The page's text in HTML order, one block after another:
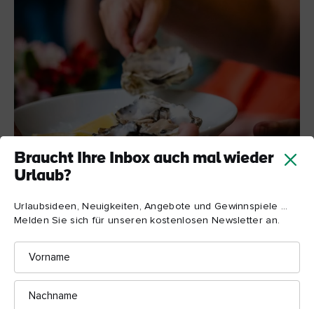
Braucht Ihre Inbox auch mal wieder
Urlaub?
Urlaubsideen, Neuigkeiten, Angebote und Gewinnspiele ...
Melden Sie sich für unseren kostenlosen Newsletter an.
Vorname
Nachname
Feiern Sie die reiche Kultur Irlands